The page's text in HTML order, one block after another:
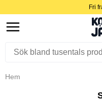
Fri
Hem